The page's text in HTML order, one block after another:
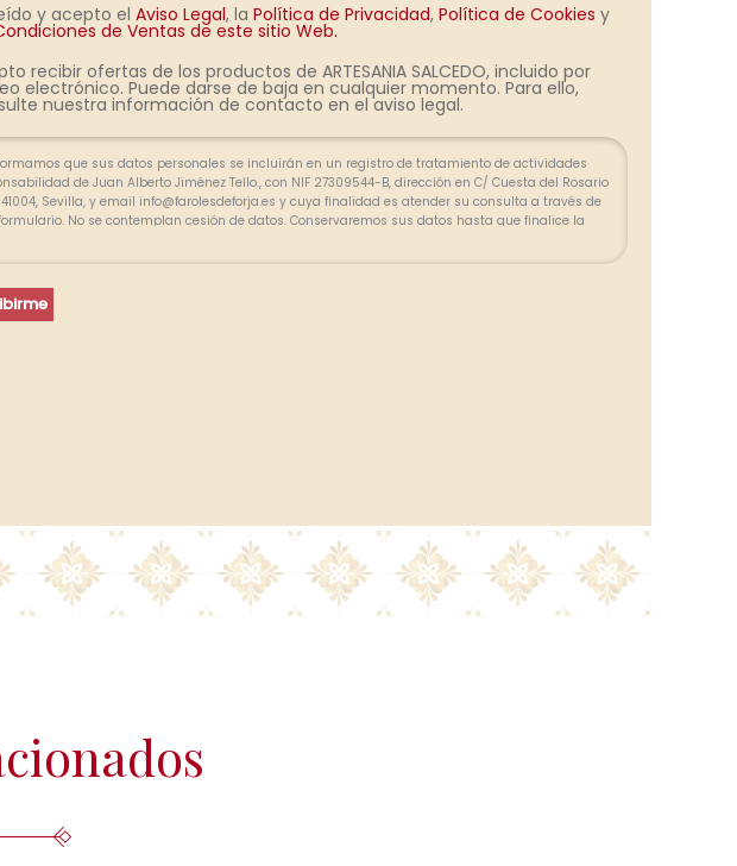
y acepto el Aviso Legal, la Política de Privacidad, Política de Cookies y
de Ventas de este sitio Web.
recibir ofertas de los productos de ARTESANIA SALCEDO, incluido por
electrónico. Puede darse de baja en cualquier momento. Para ello,
nuestra información de contacto en el aviso legal.
que sus datos personales se incluirán en un registro de tratamiento de actividades
de Juan Alberto Jiménez Tello., con NIF 27309544-B, dirección en C/ Cuesta del Rosario
41004, Sevilla, y email info@farolesdeforja.es y cuya finalidad es atender su consulta a través de
No se contemplan cesión de datos. Conservaremos sus datos hasta que finalice la
de sus datos y la limitación u oposición en las direcciones indicadas. En caso de